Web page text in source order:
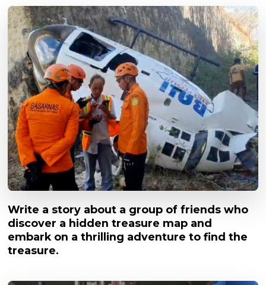
Write a story about a group of friends who
discover a hidden treasure map and
embark on a thrilling adventure to find the
treasure.